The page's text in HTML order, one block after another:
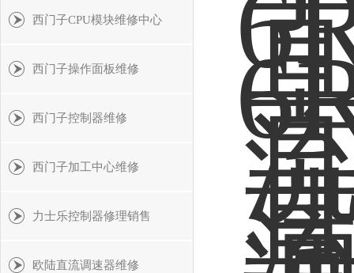
西门子CPU模块维修中心
西门子操作面板维修
西门子控制器维修
西门子加工中心维修
力士乐控制器修理销售
欧陆直流调速器维修